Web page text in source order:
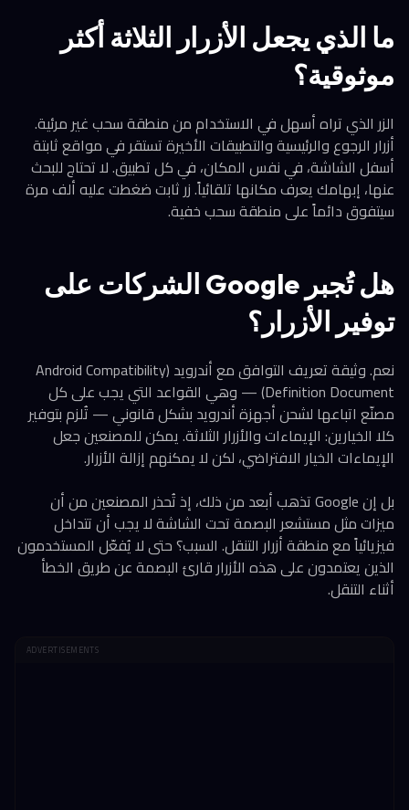
ما الذي يجعل الأزرار الثلاثة أكثر
موثوقية؟
الزر الذي تراه أسهل في الاستخدام من منطقة سحب غير مرئية.
أزرار الرجوع والرئيسية والتطبيقات الأخيرة تستقر في مواقع ثابتة
أسفل الشاشة، في نفس المكان، في كل تطبيق. لا تحتاج للبحث
عنها، إبهامك يعرف مكانها تلقائياً. زر ثابت ضغطت عليه ألف مرة
سيتفوق دائماً على منطقة سحب خفية.
هل تُجبر Google الشركات على
توفير الأزرار؟
نعم. وثيقة تعريف التوافق مع أندرويد (Android Compatibility
Definition Document) — وهي القواعد التي يجب على كل
مصنّع اتباعها لشحن أجهزة أندرويد بشكل قانوني — تُلزم بتوفير
كلا الخيارين: الإيماءات والأزرار الثلاثة. يمكن للمصنعين جعل
الإيماءات الخيار الافتراضي، لكن لا يمكنهم إزالة الأزرار.
بل إن Google تذهب أبعد من ذلك، إذ تُحذر المصنعين من أن
ميزات مثل مستشعر البصمة تحت الشاشة لا يجب أن تتداخل
فيزيائياً مع منطقة أزرار التنقل. السبب؟ حتى لا يُفعّل المستخدمون
الذين يعتمدون على هذه الأزرار قارئ البصمة عن طريق الخطأ
أثناء التنقل.
ADVERTISEMENTS